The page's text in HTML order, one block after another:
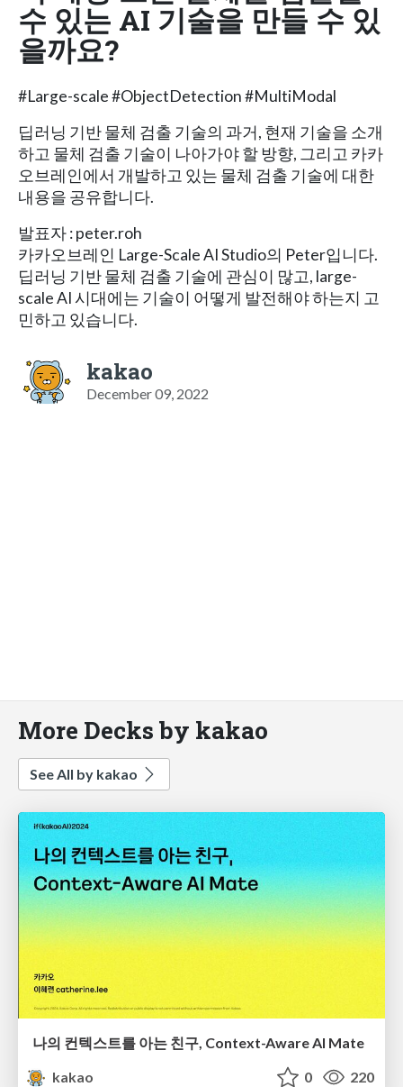
수 있는 AI 기술을 만들 수 있
을까요?
#Large-scale #ObjectDetection #MultiModal
딥러닝 기반 물체 검출 기술의 과거, 현재 기술을 소개
하고 물체 검출 기술이 나아가야 할 방향, 그리고 카카
오브레인에서 개발하고 있는 물체 검출 기술에 대한
내용을 공유합니다.
발표자 : peter.roh
카카오브레인 Large-Scale AI Studio의 Peter입니다.
딥러닝 기반 물체 검출 기술에 관심이 많고, large-
scale AI 시대에는 기술이 어떻게 발전해야 하는지 고
민하고 있습니다.
kakao
December 09, 2022
More Decks by kakao
See All by kakao
나의 컨텍스트를 아는 친구, Context-Aware AI Mate
kakao
0 220